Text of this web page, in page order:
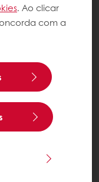
. Ao clicar
com a